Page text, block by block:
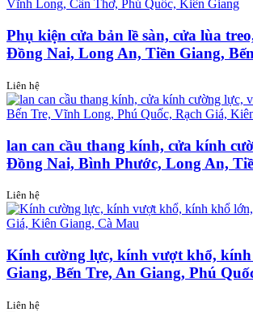
Phụ kiện cửa bản lề sàn, cửa lùa
Đồng Nai, Long An, Tiền Giang,
Liên hệ
lan can cầu thang kính, cửa kính
Đồng Nai, Bình Phước, Long An,
Liên hệ
Kính cường lực, kính vượt khổ,
Giang, Bến Tre, An Giang, Phú
Liên hệ